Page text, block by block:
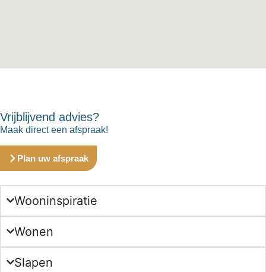
Vrijblijvend advies?
Maak direct een afspraak!
Plan uw afspraak
Wooninspiratie
Wonen
Slapen